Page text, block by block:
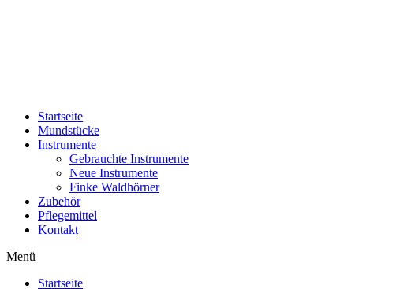
Startseite
Mundstücke
Instrumente
Gebrauchte Instrumente
Neue Instrumente
Finke Waldhörner
Zubehör
Pflegemittel
Kontakt
Menü
Startseite